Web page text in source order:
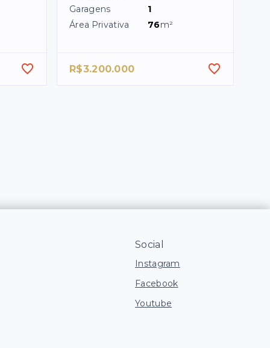
Garagens
1
Área Privativa
76m²
R$3.200.000
Social
Instagram
Facebook
Youtube